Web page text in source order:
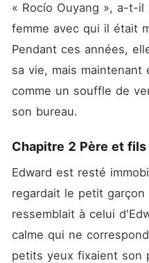
« Rocío Ouyang », a-t-il
femme avec qui il était
Pendant ces années,
sa vie, mais
comme un souffle de
son bureau.
Chapitre 2 Père et fils
Edward est resté
regardait le petit
ressemblait à celui
calme qui ne
petits yeux fixaient son